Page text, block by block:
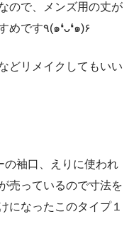
ので、メンズ用の丈が
長めの布面積が大きい靴下がおすすめです٩(๑❛ᴗ❛๑)۶
どリメイクしてもいい
の袖口、えりに使われ
売っているので寸法を
になったこのタイプ１